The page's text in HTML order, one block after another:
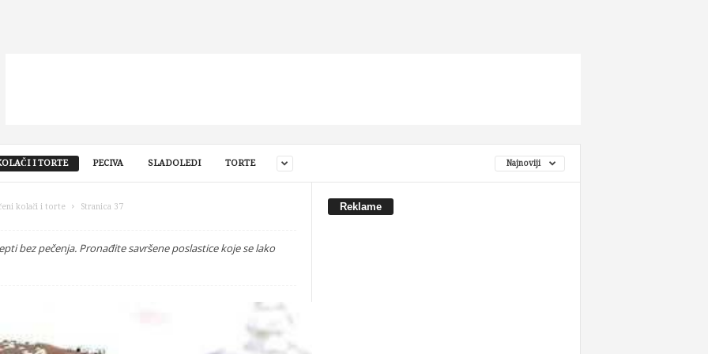
I TORTE PECIVA SLADOLEDI TORTE Najnoviji
kolači i torte Stranica 37
bez pečenja. Pronađite savršene poslastice koje se lako
Reklame